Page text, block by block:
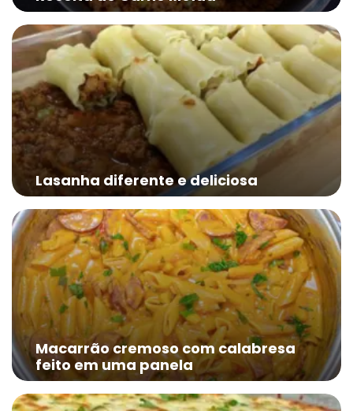
Lasanha diferente e deliciosa
Macarrão cremoso com calabresa
feito em uma panela